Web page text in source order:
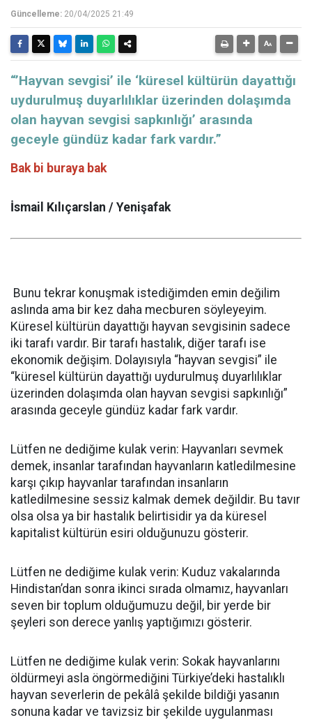
Güncelleme: 20/04/2025 21:49
“’Hayvan sevgisi’ ile ‘küresel kültürün dayattığı
uydurulmuş duyarlılıklar üzerinden dolaşımda
olan hayvan sevgisi sapkınlığı’ arasında
geceyle gündüz kadar fark vardır.”
Bak bi buraya bak
İsmail Kılıçarslan / Yenişafak
Bunu tekrar konuşmak istediğimden emin değilim
aslında ama bir kez daha mecburen söyleyeyim.
Küresel kültürün dayattığı hayvan sevgisinin sadece
iki tarafı vardır. Bir tarafı hastalık, diğer tarafı ise
ekonomik değişim. Dolayısıyla “hayvan sevgisi” ile
“küresel kültürün dayattığı uydurulmuş duyarlılıklar
üzerinden dolaşımda olan hayvan sevgisi sapkınlığı”
arasında geceyle gündüz kadar fark vardır.
Lütfen ne dediğime kulak verin: Hayvanları sevmek
demek, insanlar tarafından hayvanların katledilmesine
karşı çıkıp hayvanlar tarafından insanların
katledilmesine sessiz kalmak demek değildir. Bu tavır
olsa olsa ya bir hastalık belirtisidir ya da küresel
kapitalist kültürün esiri olduğunuzu gösterir.
Lütfen ne dediğime kulak verin: Kuduz vakalarında
Hindistan’dan sonra ikinci sırada olmamız, hayvanları
seven bir toplum olduğumuzu değil, bir yerde bir
şeyleri son derece yanlış yaptığımızı gösterir.
Lütfen ne dediğime kulak verin: Sokak hayvanlarını
öldürmeyi asla öngörmediğini Türkiye’deki hastalıklı
hayvan severlerin de pekâlâ şekilde bildiği yasanın
sonuna kadar ve tavizsiz bir şekilde uygulanması